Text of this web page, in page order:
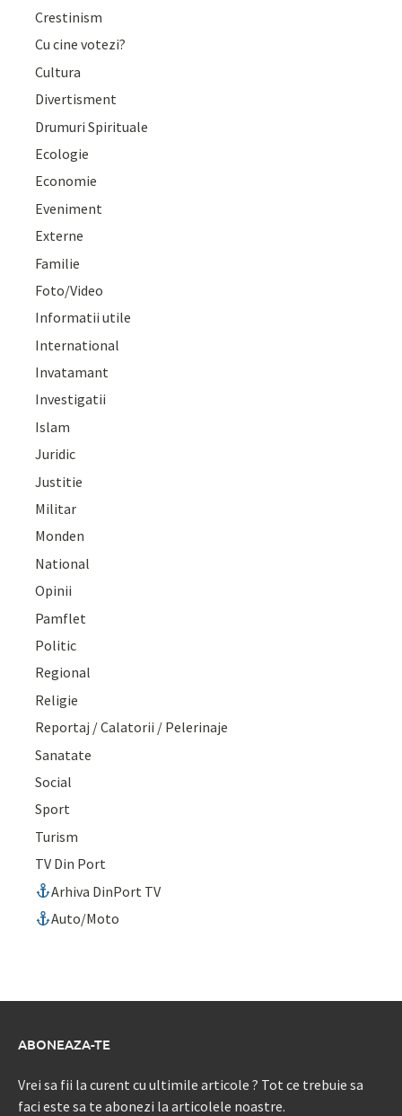
Crestinism
Cu cine votezi?
Cultura
Divertisment
Drumuri Spirituale
Ecologie
Economie
Eveniment
Externe
Familie
Foto/Video
Informatii utile
International
Invatamant
Investigatii
Islam
Juridic
Justitie
Militar
Monden
National
Opinii
Pamflet
Politic
Regional
Religie
Reportaj / Calatorii / Pelerinaje
Sanatate
Social
Sport
Turism
TV Din Port
Arhiva DinPort TV
Auto/Moto
ABONEAZA-TE
Vrei sa fii la curent cu ultimile articole ? Tot ce trebuie sa
faci este sa te abonezi la articolele noastre.